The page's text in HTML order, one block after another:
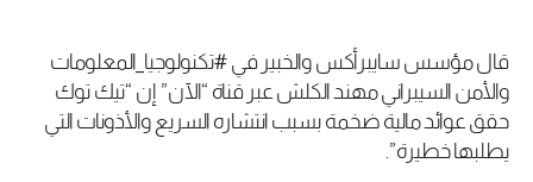
قال مؤسس سايبرأكس والخبير في #تكنولوجيا_المعلومات
والأمن السيبراني مهند الكلش عبر قناة “الآن” إن “تيك توك
حقق عوائد مالية ضخمة بسبب انتشاره السريع والأذونات التي
يطلبها خطيرة”.